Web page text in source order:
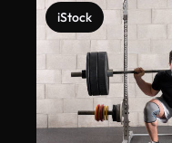
iStock